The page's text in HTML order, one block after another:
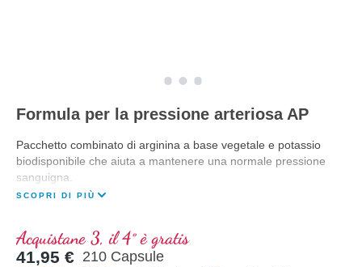
Formula per la pressione arteriosa AP
Pacchetto combinato di arginina a base vegetale e potassio
biodisponibile che aiuta a mantenere una normale pressione
sanguigna.
SCOPRI DI PIÙ
Acquistane 3, il 4° è gratis
41,95 € 210 Capsule